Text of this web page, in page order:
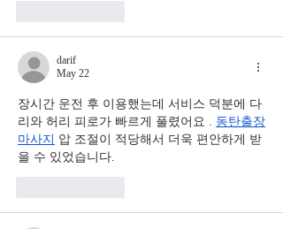
darif
May 22
장시간 운전 후 이용했는데 서비스 덕분에 다
리와 허리 피로가 빠르게 풀렸어요 . 동탄출장
마사지
압 조절이 적당해서 더욱 편안하게 받
을 수 있었습니다.